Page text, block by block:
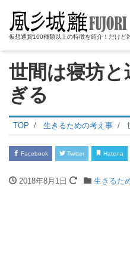
仮想通貨100種類以上の特徴を紹介！だけど
世間は寝坊
ぎる
TOP 生きるための考え事
Facebook Twitter Hatena
2018年8月1日 生きるた